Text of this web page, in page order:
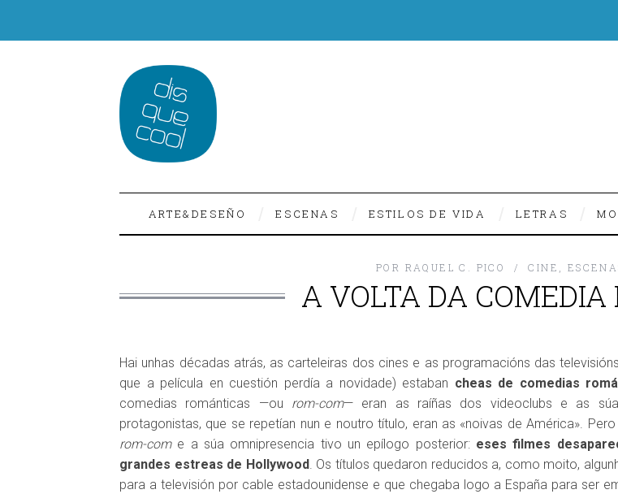
ARTE&DESEÑO ESCENAS ESTILOS DE VIDA LETRAS
POR RAQUEL C. PICO CINE
A VOLTA DA
Hai unhas décadas atrás, as carteleiras dos cines e as programacións das
que a película en cuestión perdía a novidade) estaban cheas de comedias
comedias románticas —ou rom-com— eran as raíñas dos videoclubs e as
protagonistas, que se repetían nun e noutro título, eran as «noivas de América».
rom-come a súa omnipresencia tivo un epílogo posterior: eses filmes
grandes estreas de Hollywood. Os títulos quedaron reducidos a, como moito,
para a televisión por cable estadounidense e que chegaba logo a España para ser